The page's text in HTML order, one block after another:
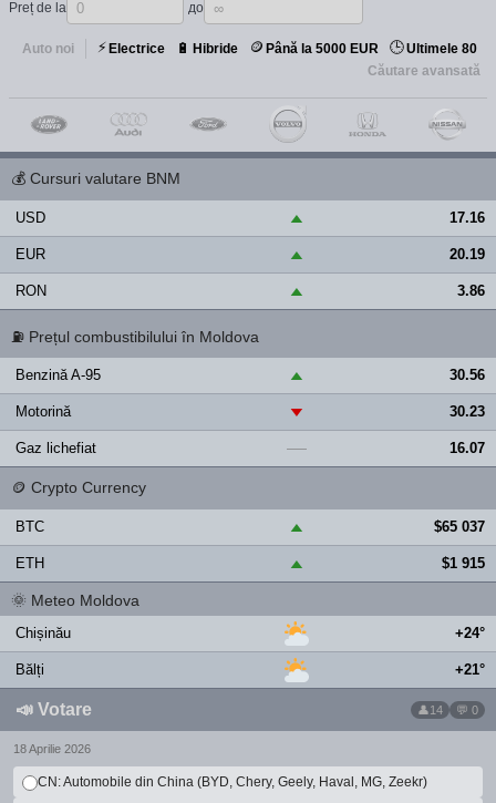
Preț de la до
Auto noi ⚡ Electrice 🔋 Hibride 🪙 Până la 5000 EUR 🕒Ultimele 80
Căutare avansată
💰 Cursuri valutare BNM
USD ▲ 17.16
EUR ▲ 20.19
RON ▲ 3.86
⛽ Prețul combustibilului în Moldova
Benzină A-95 ▲ 30.56
Motorină ▼ 30.23
Gaz lichefiat — 16.07
🪙 Crypto Currency
BTC ▲ $65 037
ETH ▲ $1 915
🌞 Meteo Moldova
Chișinău +24°
Bălți +21°
📣 Votare 14 💬 0
18 Aprilie 2026
CN: Automobile din China (BYD, Chery, Geely, Haval, MG, Zeekr)